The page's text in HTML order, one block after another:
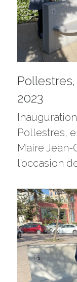
2023
Pollestres,
Maire Jean-
l'occasion